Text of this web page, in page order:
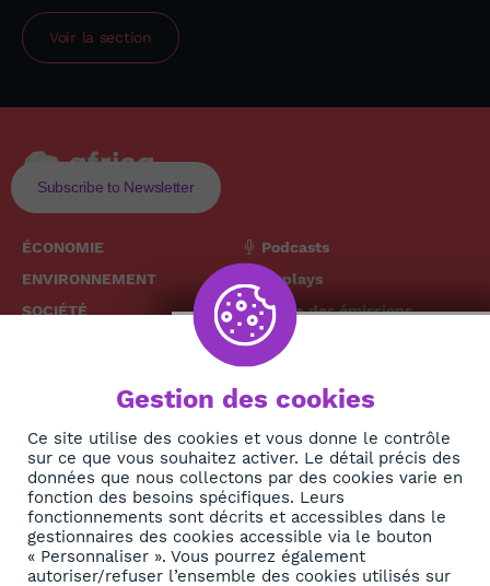
Voir la section
Subscribe to Newsletter
ÉCONOMIE
ENVIRONNEMENT
SOCIÉTÉ
DIASPORA
REJOIGNEZ-NOUS
Podcasts
Replays
Grille des émissions
The African
News Hub
NEWSLETTER
S'abonner
Gestion des cookies
Ce site utilise des cookies et vous donne le contrôle
sur ce que vous souhaitez activer. Le détail précis des
données que nous collectons par des cookies varie en
fonction des besoins spécifiques. Leurs
fonctionnements sont décrits et accessibles dans le
gestionnaires des cookies accessible via le bouton
« Personnaliser ». Vous pourrez également
autoriser/refuser l’ensemble des cookies utilisés sur